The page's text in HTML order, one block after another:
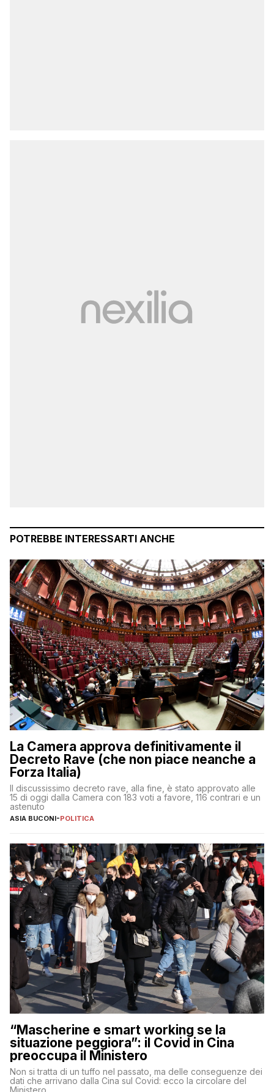
POTREBBE INTERESSARTI ANCHE
La Camera approva definitivamente il
Decreto Rave (che non piace neanche a
Forza Italia)
Il discussissimo decreto rave, alla fine, è stato approvato alle
15 di oggi dalla Camera con 183 voti a favore, 116 contrari e un
astenuto
ASIA BUCONI-POLITICA
“Mascherine e smart working se la
situazione peggiora”: il Covid in Cina
preoccupa il Ministero
Non si tratta di un tuffo nel passato, ma delle conseguenze dei
dati che arrivano dalla Cina sul Covid: ecco la circolare del
Ministero